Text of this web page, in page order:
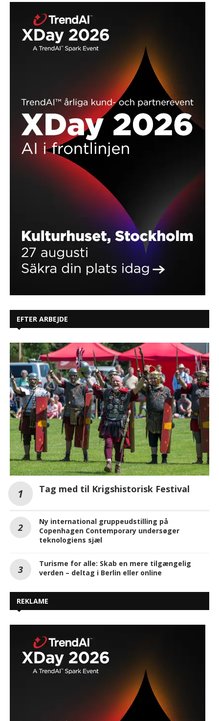
EFTER ARBEJDE
Tag med til Krigshistorisk Festival
Ny international gruppeudstilling på
Copenhagen Contemporary undersøger
teknologiens sjæl
Turisme for alle: Skab en mere tilgængelig
verden – deltag i Berlin eller online
REKLAME